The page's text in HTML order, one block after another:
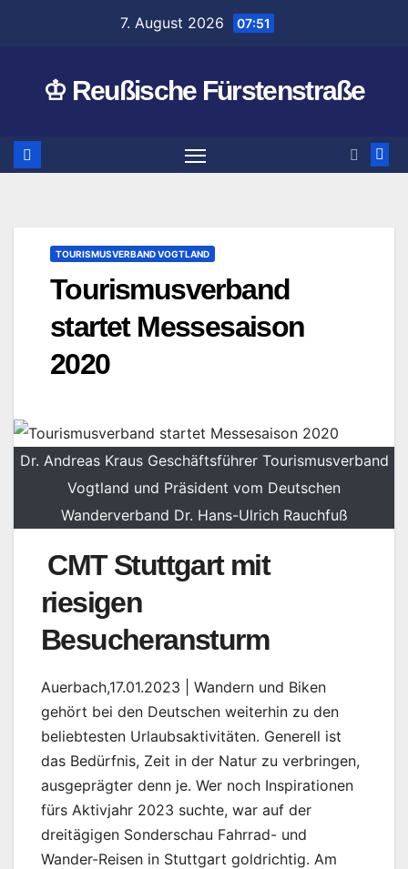
7. August 2026 07:51
♔ Reußische Fürstenstraße
TOURISMUSVERBAND VOGTLAND
Tourismusverband
startet Messesaison
2020
Dr. Andreas Kraus Geschäftsführer Tourismusverband
Vogtland und Präsident vom Deutschen
Wanderverband Dr. Hans-Ulrich Rauchfuß
CMT Stuttgart mit
riesigen
Besucheransturm
Auerbach,17.01.2023 | Wandern und Biken
gehört bei den Deutschen weiterhin zu den
beliebtesten Urlaubsaktivitäten. Generell ist
das Bedürfnis, Zeit in der Natur zu verbringen,
ausgeprägter denn je. Wer noch Inspirationen
fürs Aktivjahr 2023 suchte, war auf der
dreitägigen Sonderschau Fahrrad- und
Wander-Reisen in Stuttgart goldrichtig. Am